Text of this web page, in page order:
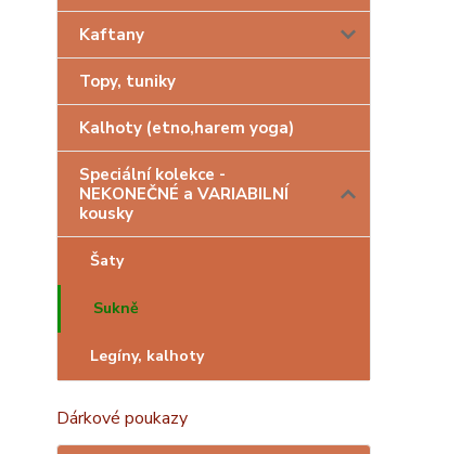
Kaftany
Topy, tuniky
Kalhoty (etno,harem yoga)
Speciální kolekce -
NEKONEČNÉ a VARIABILNÍ
kousky
Šaty
Sukně
Legíny, kalhoty
Dárkové poukazy